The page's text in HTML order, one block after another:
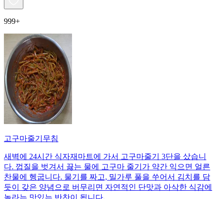
999+
고구마줄기무침
새벽에 24시간 식자재마트에 가서 고구마줄기 3단을 샀습니
다. 껍질을 벗겨서 끓는 물에 고구마 줄기가 약간 익으면 얼른
찬물에 헹굽니다. 물기를 짜고, 밀가루 풀을 쑤어서 김치를 담
듯이 갖은 양념으로 버무리면 자연적인 단맛과 아삭한 식감에
놀라는 맛있는 반찬이 됩니다.